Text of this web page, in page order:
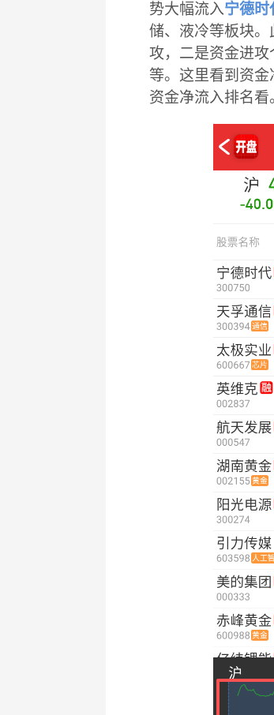
势大幅流入宁德时
储、液冷等板块
攻，二是资金进
等。这里看到资
资金净流入排名看